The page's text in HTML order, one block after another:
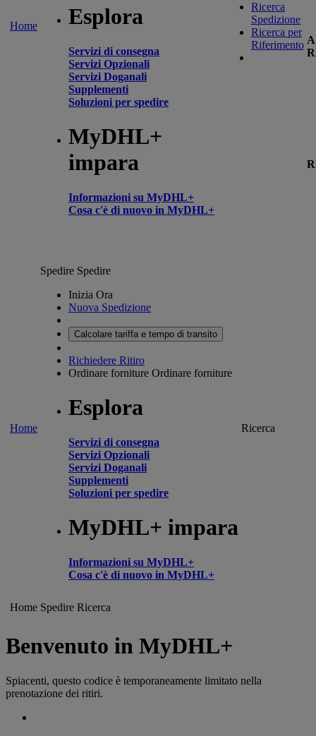
Home Esplora
Servizi di consegna
Servizi Opzionali
Servizi Doganali
Supplementi
Soluzioni per spedire
MyDHL+
impara
Informazioni su MyDHL+
Cosa c'è di nuovo in MyDHL+
Ricerca
Spedizione
Ricerca per
Riferimento
Home
Spedire Spedire
Inizia Ora
Nuova Spedizione
Calcolare tariffa e tempo di transito
Richiedere Ritiro
Ordinare forniture Ordinare forniture
Esplora
Servizi di consegna
Servizi Opzionali
Servizi Doganali
Supplementi
Soluzioni per spedire
MyDHL+ impara
Informazioni su MyDHL+
Cosa c'è di nuovo in MyDHL+
Ricerca
Home Spedire Ricerca
Benvenuto in MyDHL+
Spiacenti, questo codice è temporaneamente limitato nella
prenotazione dei ritiri.